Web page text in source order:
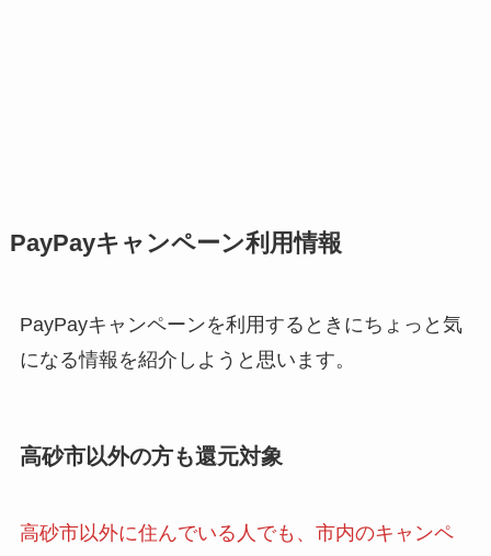
PayPayキャンペーン利用情報
PayPayキャンペーンを利用するときにちょっと気
になる情報を紹介しようと思います。
高砂市以外の方も還元対象
高砂市以外に住んでいる人でも、市内のキャンペ